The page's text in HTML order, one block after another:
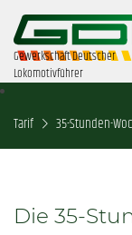
Gewerkschaft Deutscher
Lokomotivführer
Tarif 35-Stunden-
Die 35-